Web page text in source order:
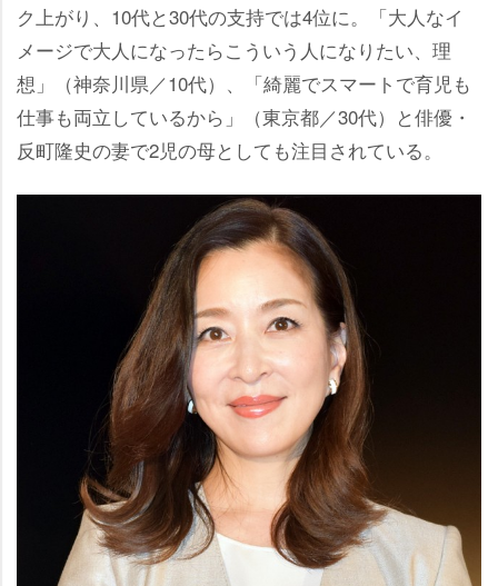
ク上がり、10代と30代の支持では4位に。「大人なイ
メージで大人になったらこういう人になりたい、理
想」（神奈川県／10代）、「綺麗でスマートで育児も
仕事も両立しているから」（東京都／30代）と俳優・
反町隆史の妻で2児の母としても注目されている。